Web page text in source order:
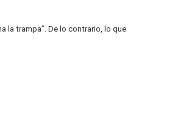
la trampa”. De lo contrario, lo que